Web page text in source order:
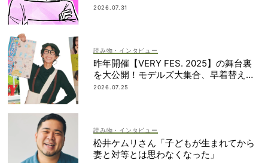
2026.07.31
読み物・インタビュー
昨年開催【VERY FES. 2025】の舞台裏
を大公開！モデルズ大集合、早着替え作
戦etc.
2026.07.25
読み物・インタビュー
松井ケムリさん「子どもが生まれてから
妻と対等とは思わなくなった」